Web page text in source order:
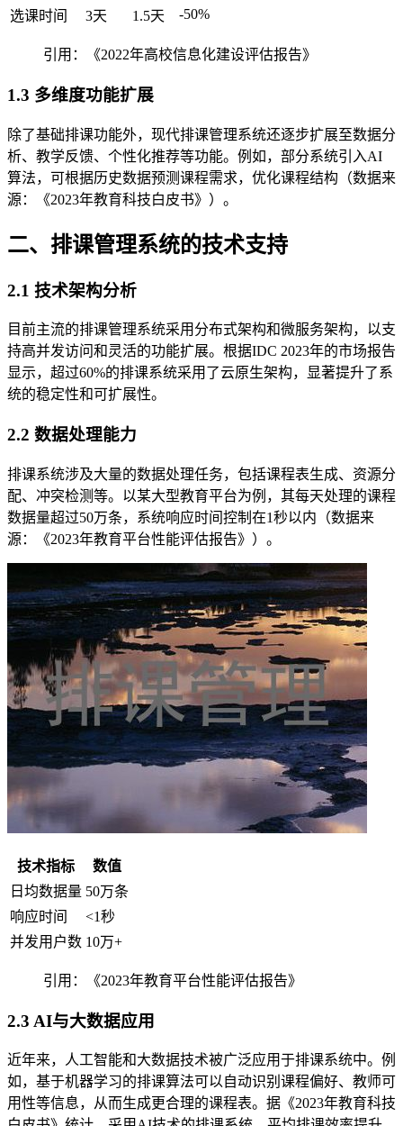
选课时间
3天 1.5天 -50%
引用：《2022年高校信息化建设评估报告》
1.3 多维度功能扩展
除了基础排课功能外，现代排课管理系统还逐步扩展至数据分
析、教学反馈、个性化推荐等功能。例如，部分系统引入AI
算法，可根据历史数据预测课程需求，优化课程结构（数据来
源：《2023年教育科技白皮书》）。
二、排课管理系统的技术支持
2.1 技术架构分析
目前主流的排课管理系统采用分布式架构和微服务架构，以支
持高并发访问和灵活的功能扩展。根据IDC 2023年的市场报告
显示，超过60%的排课系统采用了云原生架构，显著提升了系
统的稳定性和可扩展性。
2.2 数据处理能力
排课系统涉及大量的数据处理任务，包括课程表生成、资源分
配、冲突检测等。以某大型教育平台为例，其每天处理的课程
数据量超过50万条，系统响应时间控制在1秒以内（数据来
源：《2023年教育平台性能评估报告》）。
技术指标
数值
日均数据量 50万条
响应时间
<1秒
并发用户数 10万+
引用：《2023年教育平台性能评估报告》
2.3 AI与大数据应用
近年来，人工智能和大数据技术被广泛应用于排课系统中。例
如，基于机器学习的排课算法可以自动识别课程偏好、教师可
用性等信息，从而生成更合理的课程表。据《2023年教育科技